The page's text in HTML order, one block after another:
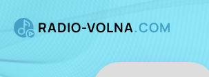
RADIO-VOLNA.COM